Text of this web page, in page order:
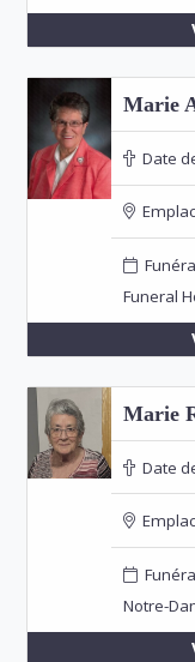
Marie
Date
Funeral
Marie
Date
Notre-